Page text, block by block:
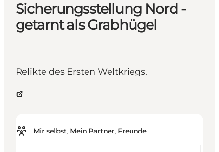
Sicherungsstellung Nord -
getarnt als Grabhügel
Relikte des Ersten Weltkriegs.
Mir selbst, Mein Partner, Freunde